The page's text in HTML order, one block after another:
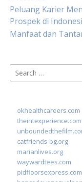
Peluang Karier
Prospek di
Manfaat dan
Search
for:
okhealthcareers.com
theintexperience.com
catfriends-bg.org
marianlives.org
waywardtees.com
pidfloorsexpress.com